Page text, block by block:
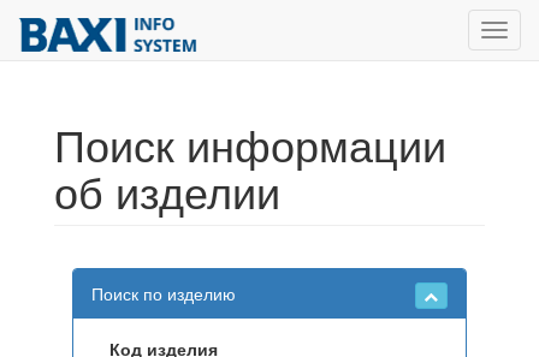
Поиск информации
об изделии
Поиск по изделию
Код изделия